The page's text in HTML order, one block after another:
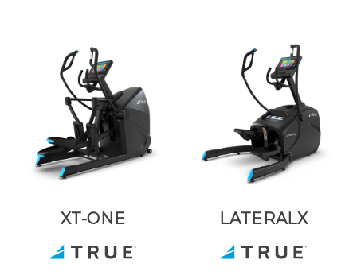
XT-ONE LATERALX